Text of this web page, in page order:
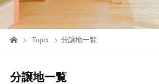
Topix 分譲地一覧
分譲地一覧